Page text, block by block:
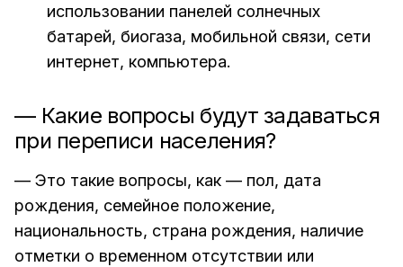
использовании панелей солнечных
батарей, биогаза, мобильной связи, сети
интернет, компьютера.
— Какие вопросы будут задаваться
при переписи населения?
— Это такие вопросы, как — пол, дата
рождения, семейное положение,
национальность, страна рождения, наличие
отметки о временном отсутствии или